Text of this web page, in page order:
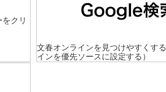
をクリ
文春オンラインを見つけやすくする
インを優先ソースに設定する）